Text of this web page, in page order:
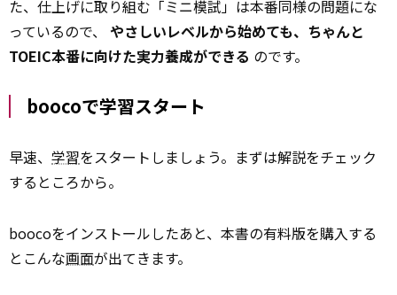
た、仕上げに取り組む「ミニ模試」は本番同様の問題にな
っているので、 やさしいレベルから始めても、ちゃんと
TOEIC本番に向けた実力養成ができる のです。
boocoで学習スタート
早速、 学習をスタートしましょう。まずは解説をチェック
するところから。
boocoをインストールしたあと、本書の有料版を購入する
とこんな画面が出てきます。